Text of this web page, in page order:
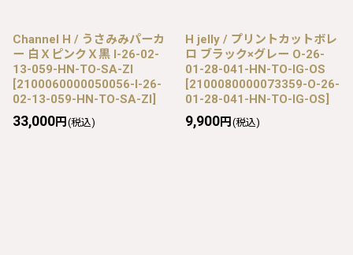
Channel H / うさみみパーカ
ー 白ＸピンクＸ黒 I-26-02-
13-059-HN-TO-SA-ZI
[2100060000050056-I-26-
02-13-059-HN-TO-SA-ZI]
33,000円 (税込)
H jelly / プリントカットボレ
ロ ブラック×グレー O-26-
01-28-041-HN-TO-IG-OS
[2100080000073359-O-26-
01-28-041-HN-TO-IG-OS]
9,900円 (税込)